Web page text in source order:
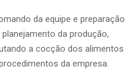
da equipe e preparação
da produção,
a cocção dos alimentos
da empresa.